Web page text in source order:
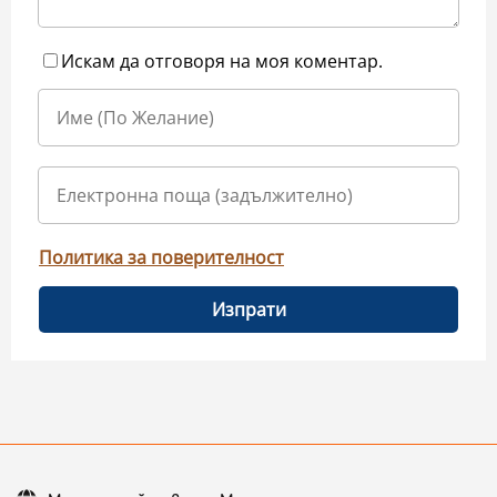
Искам да отговоря на моя коментар.
Политика за поверителност
Изпрати